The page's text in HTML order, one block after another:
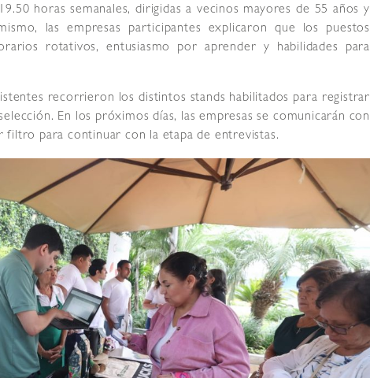
horas semanales, dirigidas a vecinos mayores de 55 años y
las empresas participantes explicaron que los puestos
rotativos, entusiasmo por aprender y habilidades para
recorrieron los distintos stands habilitados para registrar
En los próximos días, las empresas se comunicarán con
filtro para continuar con la etapa de entrevistas.